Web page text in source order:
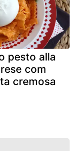
pesto alla
com
cremosa